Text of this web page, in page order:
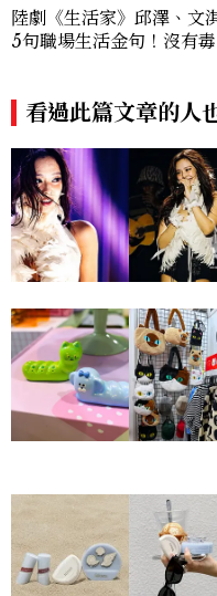
陸劇《生活家》邱澤、文
5句職場生活金句！沒有毒
成為誰。」
看過此篇文章的人